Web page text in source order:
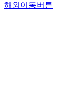
해외이동버튼